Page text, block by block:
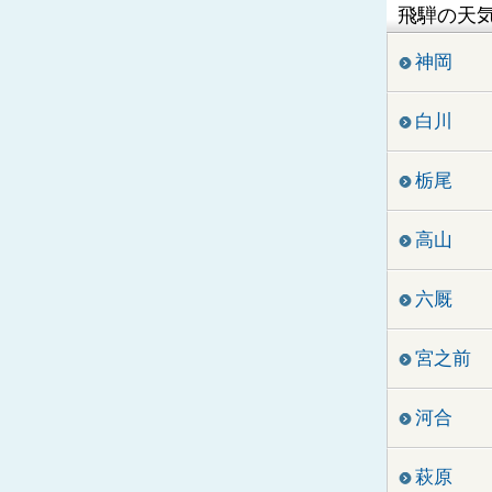
飛騨の天
神岡
白川
栃尾
高山
六厩
宮之前
河合
萩原